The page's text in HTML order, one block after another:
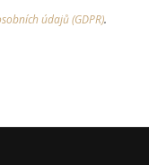
údajů (GDPR).